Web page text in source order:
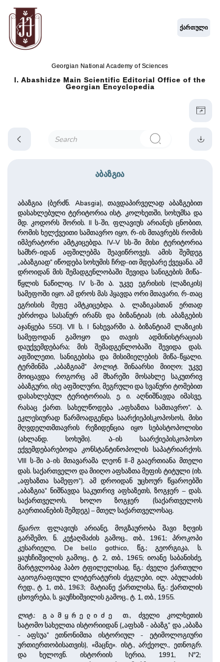
Georgian National Academy of Sciences
I. Abashidze Main Scientific Editorial Office of the
Georgian Encyclopedia
ქართული
აბაზგია
აბაზგია (ბერძნ. Abasgia), თავდაპირველად აბაზგებით
დასახლებული ტერიტორია ისტ. კოლხეთში, სოხუმსა და
მდ. კოდორს შორის. II ს-ში, ფლავიუს არიანეს ცნობით,
რომის ხელქვეითი სამთავრო იყო, რ-ის მთავრებს რომის
იმპერატორი ამტკიცებდა. IV–V სს-ში მისი ტერიტორია
სამხრ-იდან აფშილებმა შეავიწროვეს. ამის შემდეგ
„აბაზგიად“ იწოდება სოხუმის ჩრდ-ით მდებარე ქვეყანა. ამ
დროიდან მის შემადგენლობაში შევიდა სანიგების მიწა-
წყლის ნაწილიც. IV ს-შია. უკვე ეგრისის (ლაზიკის)
სამეფოში იყო. ამ დროს მას ჰყავდა ორი მთავარი, რ-თაც
ეგრისის მეფე ამტკიცებდა.ა. ლაზიკასთან ერთად
ებრძოდა სასანურ ირანს და ბიზანტიას (იხ. აბაზგების
აჯანყება 550). VII ს. I ნახევარში ა.ბიზანტიამ ლაზიკის
სამეფოდან გამოყო და თავის ადმინისტრაციას
დაუქვემდებარა; მის შემადგენლობაში შევიდა დას.
აფშილეთი, სანიგებისა და მისიმიელების მიწა-წყალი.
ტერმინმა „აბაზგიამ“ პოლიტ.შინაარსი მიიღო; უკვე
მოიცავდა როგორც ამ მხარეში მოსახლე საკუთრივ
აბაზგური, ისე აფშილური, მეგრული და სვანური ტომებით
დასახლებულ ტერიტორიას, ე. ი. აღნიშნავდა იმასვე,
რასაც ქართ. სახელწოდება „აფხაზთა სამთავრო“.ა.
ეკლესიურად წარმოადგენდა საარქიეპისკოპოსოს, მისი
მღვდელთმთავრის რეზიდენცია იყო სებასტოპოლისი
(ახლანდ. სოხუმი).ა-ის საარქიეპისკოპოსო
ექვემდებარებოდა კონსტანტინოპოლის საპატრიარქოს.
VIII ს-შია-ის მთავარამა ლეონ II-მ გააერთიანა მთელი
დას. საქართველო და მიიღო აფხაზთა მეფის ტიტული (იხ.
„აფხაზთა სამეფო“). ამ დროიდან უცხოურ წყაროებში
„აბაზგია“ ნიშნავდა საკუთრივ აფხაზეთს, ზოგჯერ – დას.
საქართველოს, ხოლო ზოგჯერ (საქართველოს
გაერთიანების შემდეგ) – მთელ საქართველოსაც.
წყარო: ფლავიუს არიანე, მოგზაურობა შავი ზღვის
გარშემო, ნ. კეჭაღმაძის გამოც., თბ., 1961; პროკოპი
კესარიელი, De bello gothico, წგ.; გეორგიკა, ს.
ყაუხჩიშვილის გამოც., ტ. 2, თბ., 1965; იოანე საბანისძე,
მარტვლობაჲ ჰაბო ტფილელისაჲ, წგ.: ძველი ქართული
აგიოგრაფიული ლიტერატურის ძეგლები, ილ. აბულაძის
რედ., ტ. 1, თბ., 1963; მატიანე ქართლისა, წგ.: ქართლის
ცხოვრება, ს. ყაუჩხიშვილის გამოც., ტ. 1, თბ., 1955.
ლიტ.:გამყრელიძე
თ., ძველი კოლხეთის
სატომო სახელთა ისტორიიდან („აფხაზ - აბაზგ“ და „აბაზა
- აფსუა“ ეთნონიმთა ისტორიულ - ეტიმოლოგიური
ურთიერთობისათვის), «მაცნე». ისტ., არქეოლ., ეთნოგრ.
და ხელოვნ. ისტორიის სერია, 1991, Nº2;